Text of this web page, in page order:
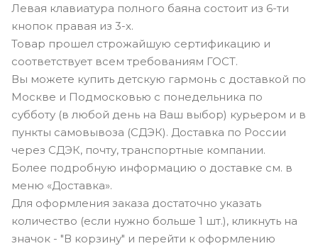
Левая клавиатура полного баяна состоит из 6-ти
кнопок правая из 3-х.
Товар прошел строжайшую сертификацию и
соответствует всем требованиям ГОСТ.
Вы можете купить детскую гармонь с доставкой по
Москве и Подмосковью с понедельника по
субботу (в любой день на Ваш выбор) курьером и в
пункты самовывоза (СДЭК). Доставка по России
через СДЭК, почту, транспортные компании.
Более подробную информацию о доставке см. в
меню «Доставка».
Для оформления заказа достаточно указать
количество (если нужно больше 1 шт.), кликнуть на
значок - "В корзину" и перейти к оформлению